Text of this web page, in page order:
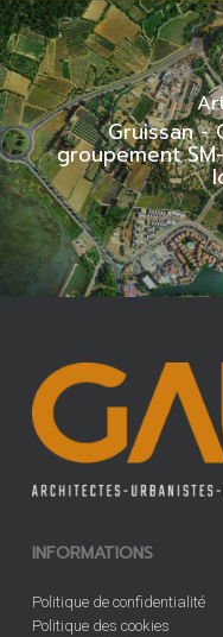
Gruissan -
groupement
INFORMATIONS
Politique de confidentialité
Politique des cookies